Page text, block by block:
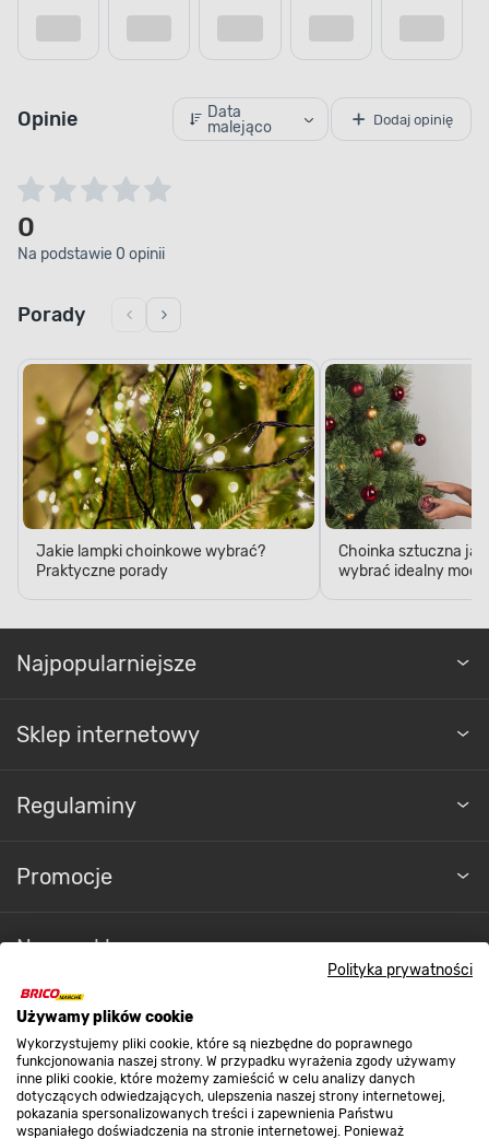
Polityka prywatności
Używamy plików cookie
Wykorzystujemy pliki cookie, które są niezbędne do poprawnego
funkcjonowania naszej strony. W przypadku wyrażenia zgody używamy
inne pliki cookie, które możemy zamieścić w celu analizy danych
dotyczących odwiedzających, ulepszenia naszej strony internetowej,
pokazania spersonalizowanych treści i zapewnienia Państwu
wspaniałego doświadczenia na stronie internetowej. Ponieważ
Opinie
Data
malejąco
Dodaj opinię
0
Na podstawie 0 opinii
Porady
Jakie lampki choinkowe wybrać?
Praktyczne porady
Choinka sztuczna
wybrać idealny
Najpopularniejsze
Sklep internetowy
Regulaminy
Promocje
Nasze sklepy
O nas
Kontakt do sklepu